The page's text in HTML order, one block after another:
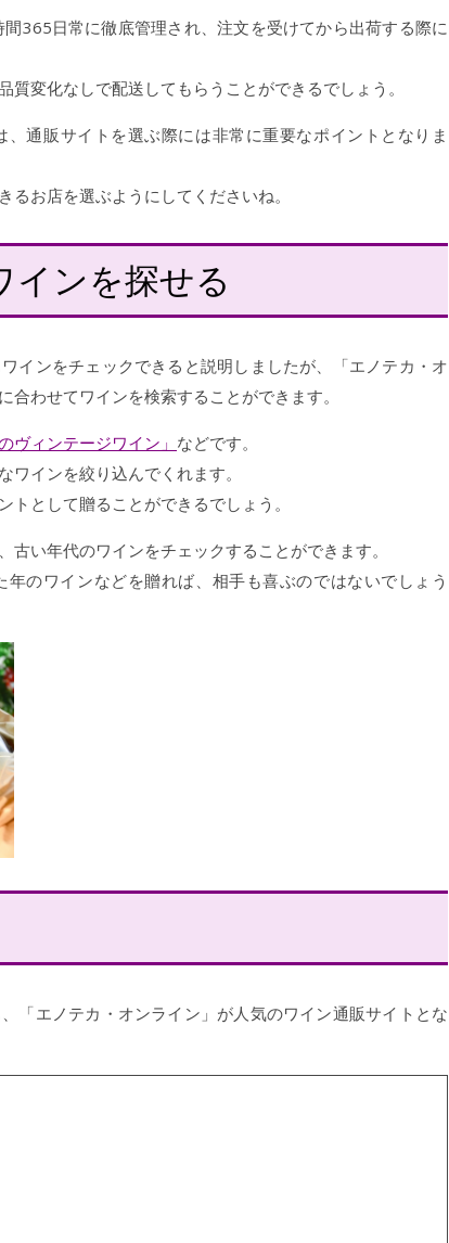
365日常に徹底管理され、注文を受けてから出荷する際に
変化なしで配送してもらうことができるでしょう。
、通販サイトを選ぶ際には非常に重要なポイントとなりま
るお店を選ぶようにしてくださいね。
インを探せる
インをチェックできると説明しましたが、「エノテカ・オ
わせてワインを検索することができます。
ヴィンテージワイン」 などです。
インを絞り込んでくれます。
として贈ることができるでしょう。
い年代のワインをチェックすることができます。
のワインなどを贈れば、相手も喜ぶのではないでしょう
「エノテカ・オンライン」が人気のワイン通販サイトとな